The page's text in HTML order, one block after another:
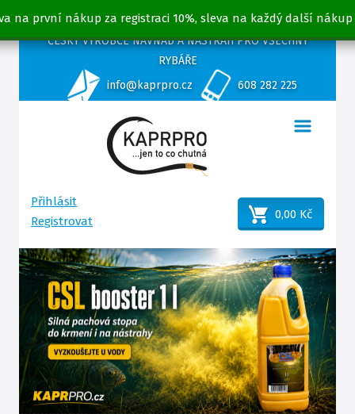
na první nákup za registraci 10%, sleva na každý další nákup
ČESKÝ VÝROBCE NÁVNAD A NÁSTRAH PRO VŠECHNY
RYBÁŘE
info@kaprpro.cz
608 282 225
Přihlásit
Registrovat
0,00 Kč